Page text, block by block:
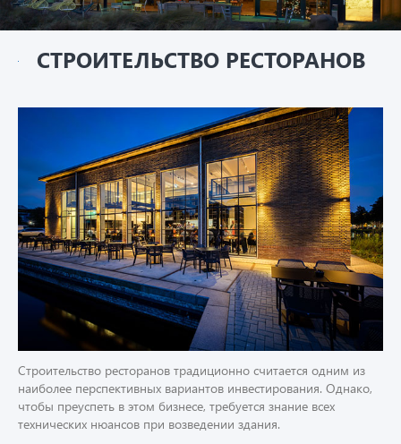
СТРОИТЕЛЬСТВО РЕСТОРАНОВ
Строительство ресторанов традиционно считается одним из
наиболее перспективных вариантов инвестирования. Однако,
чтобы преуспеть в этом бизнесе, требуется знание всех
технических нюансов при возведении здания.